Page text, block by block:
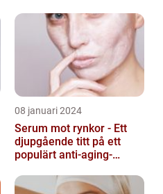
08 januari 2024
Serum mot rynkor - Ett
djupgående titt på ett
populärt anti-aging-
hudens åld...